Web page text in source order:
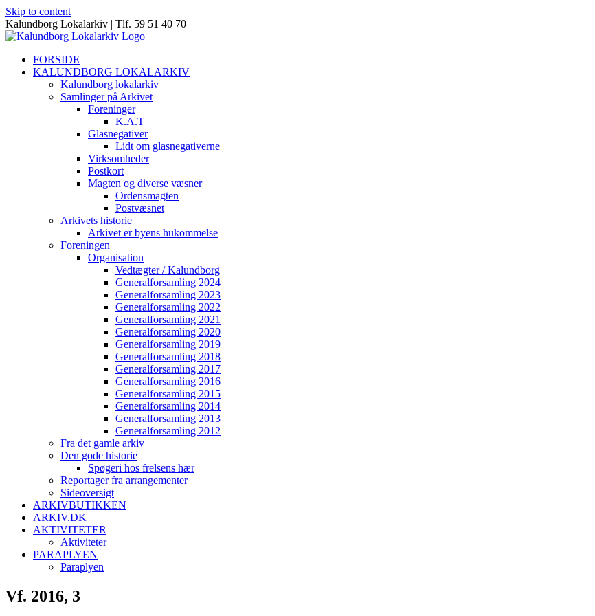
Skip to content
Kalundborg Lokalarkiv | Tlf. 59 51 40 70
FORSIDE
KALUNDBORG LOKALARKIV
Kalundborg lokalarkiv
Samlinger på Arkivet
Foreninger
K.A.T
Glasnegativer
Lidt om glasnegativerne
Virksomheder
Postkort
Magten og diverse væsner
Ordensmagten
Postvæsnet
Arkivets historie
Arkivet er byens hukommelse
Foreningen
Organisation
Vedtægter / Kalundborg
Generalforsamling 2024
Generalforsamling 2023
Generalforsamling 2022
Generalforsamling 2021
Generalforsamling 2020
Generalforsamling 2019
Generalforsamling 2018
Generalforsamling 2017
Generalforsamling 2016
Generalforsamling 2015
Generalforsamling 2014
Generalforsamling 2013
Generalforsamling 2012
Fra det gamle arkiv
Den gode historie
Spøgeri hos frelsens hær
Reportager fra arrangementer
Sideoversigt
ARKIVBUTIKKEN
ARKIV.DK
AKTIVITETER
Aktiviteter
PARAPLYEN
Paraplyen
Vf. 2016, 3